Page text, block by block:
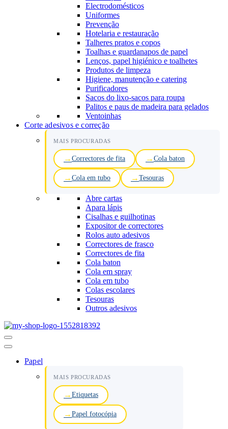
Electrodomésticos
Uniformes
Prevenção
Hotelaria e restauração
Talheres pratos e copos
Toalhas e guardanapos de papel
Lenços, papel higiénico e toalhetes
Produtos de limpeza
Higiene, manutenção e catering
Purificadores
Sacos do lixo-sacos para roupa
Palitos e paus de madeira para gelados
Ventoinhas
Corte adesivos e correção
MAIS PROCURADAS
Correctores de fita Cola baton
Cola em tubo Tesouras
Abre cartas
Apara lápis
Cisalhas e guilhotinas
Expositor de correctores
Rolos auto adesivos
Correctores de frasco
Correctores de fita
Cola baton
Cola em spray
Cola em tubo
Colas escolares
Tesouras
Outros adesivos
Menu
de
Papel
MAIS PROCURADAS
Etiquetas
Papel fotocópia